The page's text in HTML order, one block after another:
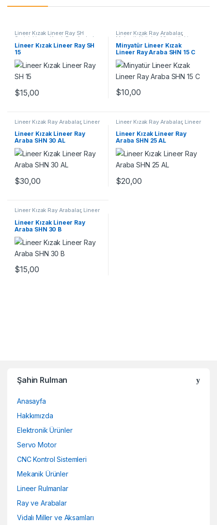
Lineer Kızak Lineer Ray SH
Serisi Lineer Kızak Ray Arabalar
Mekanik Ürünler
Lineer Kızak Lineer Ray SH
15
$15,00
Lineer Kızak Ray Arabalar,
Mekanik Ürünler Minyatür Lineer
Ray Araba SHN C Serisi
Minyatür Lineer Kızak
Lineer Ray Araba SHN 15 C
$10,00
Lineer Kızak Ray Arabalar, Lineer
Ray Araba SHN AL Serisi
Mekanik Ürünler
Lineer Kızak Lineer Ray
Araba SHN 30 AL
$30,00
Lineer Kızak Ray Arabalar, Lineer
Ray Araba SHN AL Serisi
Mekanik Ürünler
Lineer Kızak Lineer Ray
Araba SHN 25 AL
$20,00
Lineer Kızak Ray Arabalar, Lineer
Ürünler
Lineer Kızak Lineer Ray
Araba SHN 30 B
$15,00
Şahin Rulman
Anasayfa
Hakkımızda
Elektronik Ürünler
Servo Motor
CNC Kontrol Sistemleri
Mekanik Ürünler
Lineer Rulmanlar
Ray ve Arabalar
Vidalı Miller ve Aksamları